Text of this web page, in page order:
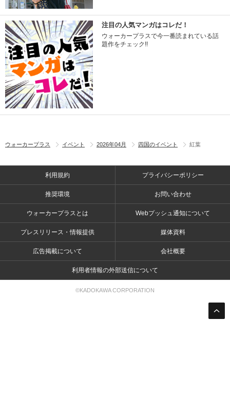
注目の人気マンガはコレだ！
ウォーカープラスで今一番読まれている話
題作をチェック!!
ウォーカープラス イベント 2026年04月 四国のイベント 紅葉
利用規約 プライバシーポリシー
推奨環境 お問い合わせ
ウォーカープラスとは Webプッシュ通知について
プレスリリース・情報提供 媒体資料
広告掲載について 会社概要
利用者情報の外部送信について
©KADOKAWA CORPORATION